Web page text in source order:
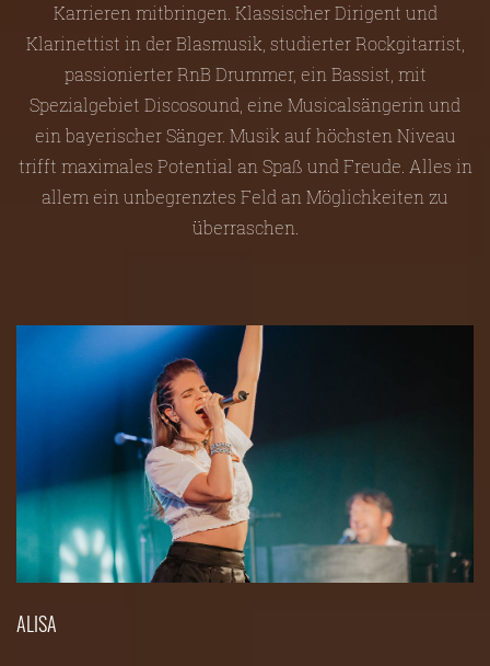
Karrieren mitbringen. Klassischer Dirigent und
Klarinettist in der Blasmusik, studierter Rockgitarrist,
passionierter RnB Drummer, ein Bassist, mit
Spezialgebiet Discosound, eine Musicalsängerin und
ein bayerischer Sänger. Musik auf höchsten Niveau
trifft maximales Potential an Spaß und Freude. Alles in
allem ein unbegrenztes Feld an Möglichkeiten zu
überraschen.
ALISA